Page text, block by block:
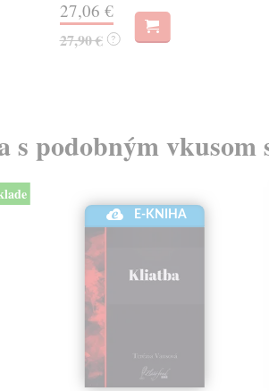
27,06 €
27,90 € ?
s podobným
E-KNIHA